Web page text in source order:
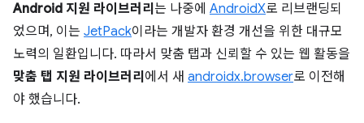
Android 지원 라이브러리 는 나중에 AndroidX로 리브랜딩되
었으며, 이는 JetPack이라는 개발자 환경 개선을 위한 대규모
노력의 일환입니다. 따라서 맞춤 탭과 신뢰할 수 있는 웹 활동을
맞춤 탭 지원 라이브러리 에서 새 androidx.browser로 이전해
야 했습니다.